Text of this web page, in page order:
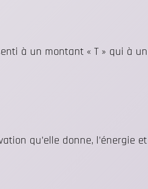
à un montant « T » qui à
qu’elle donne, l’énergie